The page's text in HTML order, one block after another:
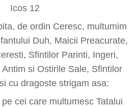
Icos 12
de ordin Ceresc, multumim
Duh, Maicii Preacurate,
Sfintilor Parinti, Ingeri,
si Ostirile Sale, Sfintilor
cu dragoste strigam asa:
cei care multumesc Tatalui